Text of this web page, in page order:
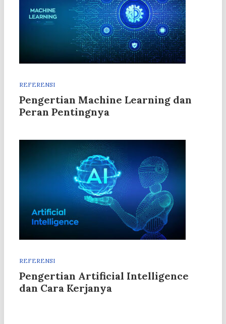
REFERENSI
Pengertian Machine Learning dan
Peran Pentingnya
REFERENSI
Pengertian Artificial Intelligence
dan Cara Kerjanya